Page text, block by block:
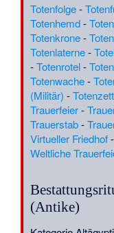
Totenfolge-
Totenhemd-
Totenkrone-
Totenlaterne-
-Totenrotel-
Totenwache-
(Militär) -
Trauerfeier-
Trauerstab-
Virtueller Friedhof-
Weltliche
(Antike)